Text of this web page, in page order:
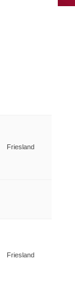
Friesland
Friesland